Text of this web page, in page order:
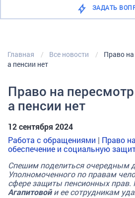
ЗАДАТЬ
Главная Все новости
Право на
а пенсии нет
Право на
а пенсии нет
12 сентября 2024
Работа с обращениями | Право
обеспечение и социальную
Спешим поделиться очередным
Уполномоченного по правам
сфере защиты пенсионных прав.
Агапитовойи ее сотрудникам